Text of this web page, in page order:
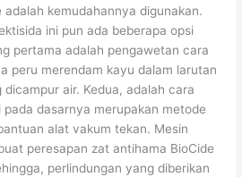
adalah kemudahannya digunakan.
ini pun ada beberapa opsi
pertama adalah pengawetan cara
peru merendam kayu dalam larutan
air. Kedua, adalah cara
dasarnya merupakan metode
alat vakum tekan. Mesin
peresapan zat antihama BioCide
perlindungan yang diberikan